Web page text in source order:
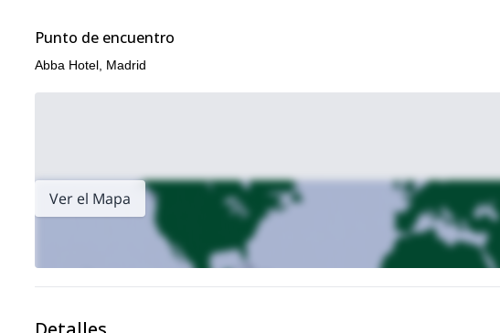
Punto de encuentro
Abba Hotel, Madrid
Ver el Mapa